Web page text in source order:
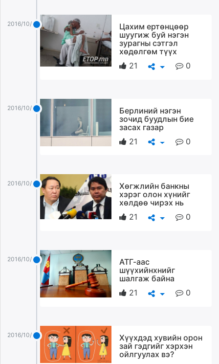
times.mn
tvmongolia.mn
unegui.mn
paparazzi.mn
unread.today
2016/10/21
Цахим ертөнцөөр
шуугиж буй нэгэн
зурагны сэтгэл
хөдөлгөм түүх
21
0
2016/10/21
Берлиний нэгэн
зочид буудлын бие
засах газар
21
0
2016/10/21
Хөгжлийн банкны
хэрэг олон хүнийг
хөлдөө чирэх нь
21
0
2016/10/21
АТГ-аас
шүүхийнхнийг
шалгаж байна
21
0
2016/10/21
Хүүхдэд хувийн орон
зай гэдгийг хэрхэн
ойлгуулах вэ?